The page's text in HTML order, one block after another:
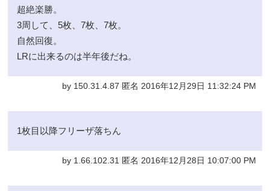
超絶楽勝。
3周して、5枚、7枚、7枚。
自然回復。
LRに出来るのは半年後だね。
by 150.31.4.87 匿名 2016年12月29日 11:32:24 PM
1枚目以降フリーザ落ちん
by 1.66.102.31 匿名 2016年12月28日 10:07:00 PM